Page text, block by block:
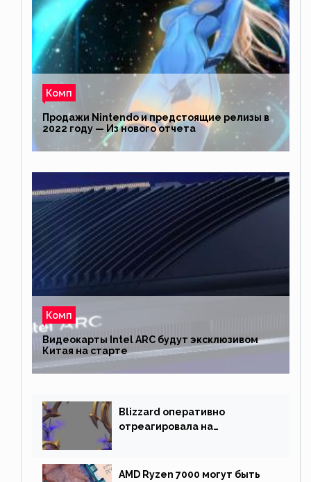
Комп
Продажи Nintendo и предстоящие релизы в
2022 году — Из нового отчета
Комп
Видеокарты Intel ARC будут эксклюзивом
Китая на старте
Blizzard оперативно
отреагировала на
AMD Ryzen 7000 могут быть